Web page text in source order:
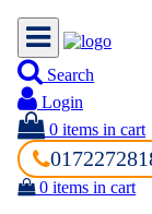
Search
Login
0 items in cart
0 items in cart